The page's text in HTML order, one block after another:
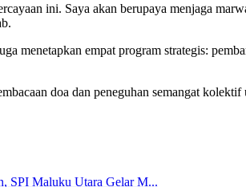
ini. Saya akan berupaya menjaga
menetapkan empat program strategis:
doa dan peneguhan semangat
SPI Maluku Utara Gelar M...